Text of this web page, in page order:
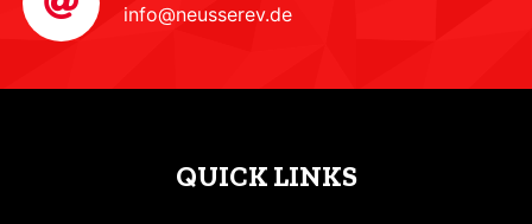
info@neusserev.de
QUICK LINKS